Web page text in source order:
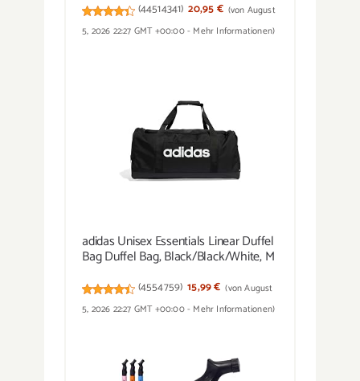
(44514341) 20,95 € (von August
5, 2026 22:27 GMT +00:00 - Mehr Informationen)
adidas Unisex Essentials Linear Duffel
Bag Duffel Bag, Black/Black/White, M
(4554759) 15,99 € (von August
5, 2026 22:27 GMT +00:00 - Mehr Informationen)